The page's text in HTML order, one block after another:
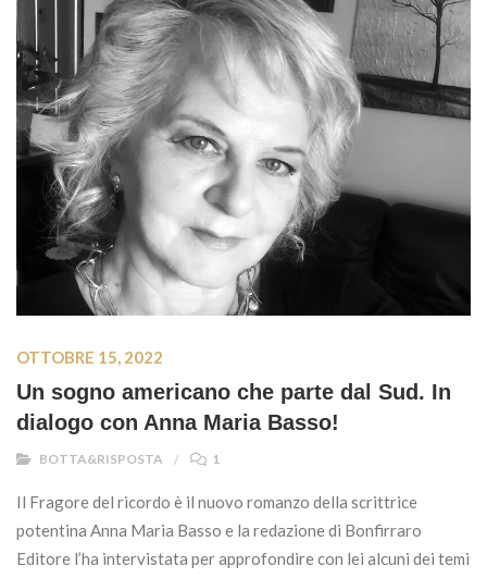
OTTOBRE 15, 2022
Un sogno americano che parte dal Sud. In
dialogo con Anna Maria Basso!
BOTTA&RISPOSTA 1
Il Fragore del ricordo è il nuovo romanzo della scrittrice
potentina Anna Maria Basso e la redazione di Bonfirraro
Editore l’ha intervistata per approfondire con lei alcuni dei temi